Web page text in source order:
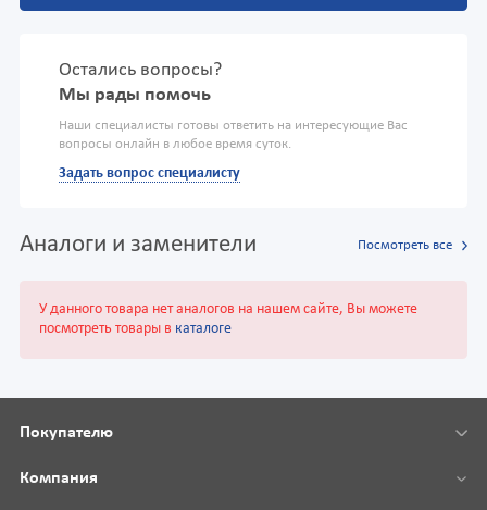
Остались вопросы?
Мы рады помочь
Наши специалисты готовы ответить на интересующие Вас
вопросы онлайн в любое время суток.
Задать вопрос специалисту
Аналоги и заменители Посмотреть все
У данного товара нет аналогов на нашем сайте, Вы можете
посмотреть товары в каталоге
Покупателю
Компания